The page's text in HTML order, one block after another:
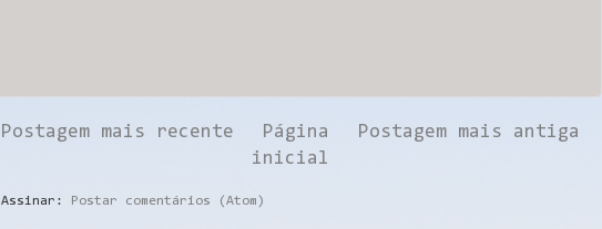
Postagem mais recente Postagem mais antiga
Página
inicial
Assinar: Postar comentários (Atom)